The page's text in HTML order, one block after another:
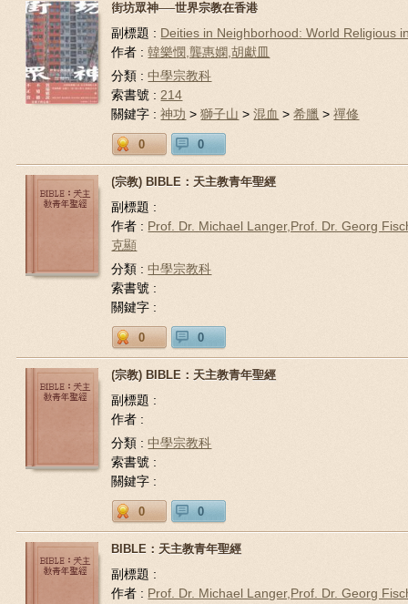
街坊眾神──世界宗教在香港
副標題 : Deities in Neighborhood: World Religious
作者 :韓樂憫,龔惠嫻,胡獻皿
分類 :中學宗教科
索書號 : 214
關鍵字 :神功 >獅子山 >混血 >希臘 >禪修
0 0
(宗教) BIBLE：天主教青年聖經
副標題 :
作者 : Prof. Dr. Michael Langer,Prof. Dr. Georg
克顯
分類 :中學宗教科
索書號 :
關鍵字 :
0 0
(宗教) BIBLE：天主教青年聖經
副標題 :
作者 :
分類 :中學宗教科
索書號 :
關鍵字 :
0 0
BIBLE：天主教青年聖經
副標題 :
作者 : Prof. Dr. Michael Langer,Prof. Dr. Georg